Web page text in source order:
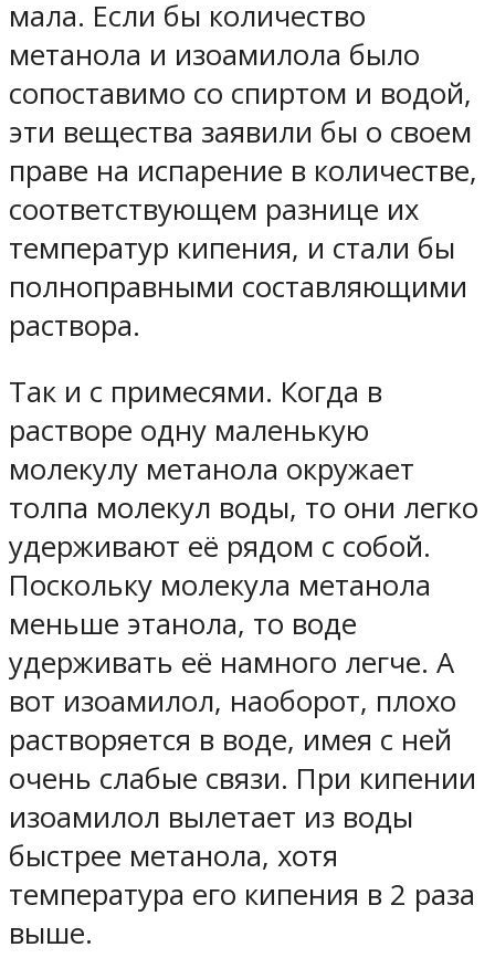
мала. Если бы количество
метанола и изоамилола было
сопоставимо со спиртом и водой,
эти вещества заявили бы о своем
праве на испарение в количестве,
соответствующем разнице их
температур кипения, и стали бы
полноправными составляющими
раствора.
Так и с примесями. Когда в
растворе одну маленькую
молекулу метанола окружает
толпа молекул воды, то они легко
удерживают её рядом с собой.
Поскольку молекула метанола
меньше этанола, то воде
удерживать её намного легче. А
вот изоамилол, наоборот, плохо
растворяется в воде, имея с ней
очень слабые связи. При кипении
изоамилол вылетает из воды
быстрее метанола, хотя
температура его кипения в 2 раза
выше.